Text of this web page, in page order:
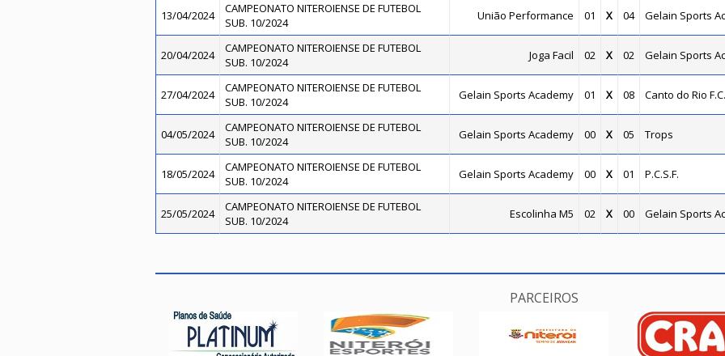
13/04/2024
CAMPEONATO NITEROIENSE DE FUTEBOL
SUB. 10/2024
União Performance 01 X 04 Gelain Sports
20/04/2024
CAMPEONATO NITEROIENSE DE FUTEBOL
SUB. 10/2024
Joga Facil 02 X 02 Gelain Sports
27/04/2024
CAMPEONATO NITEROIENSE DE FUTEBOL
SUB. 10/2024
Gelain Sports Academy 01 X 08 Canto do Rio F.C.
04/05/2024
CAMPEONATO NITEROIENSE DE FUTEBOL
SUB. 10/2024
Gelain Sports Academy 00 X 05 Trops
18/05/2024
CAMPEONATO NITEROIENSE DE FUTEBOL
SUB. 10/2024
Gelain Sports Academy 00 X 01 P.C.S.F.
25/05/2024
CAMPEONATO NITEROIENSE DE FUTEBOL
SUB. 10/2024
Escolinha M5 02 X 00 Gelain Sports
PARCEIROS